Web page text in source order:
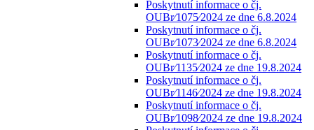
Poskytnutí informace o čj.
OUBr⁄1075⁄2024 ze dne 6.8.2024
Poskytnutí informace o čj.
OUBr⁄1073⁄2024 ze dne 6.8.2024
Poskytnutí informace o čj.
OUBr⁄1135⁄2024 ze dne 19.8.2024
Poskytnutí informace o čj.
OUBr⁄1146⁄2024 ze dne 19.8.2024
Poskytnutí informace o čj.
OUBr⁄1098⁄2024 ze dne 19.8.2024